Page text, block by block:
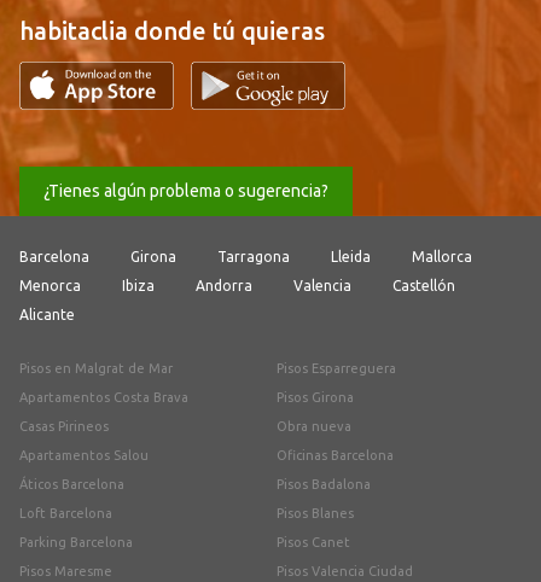
habitaclia donde tú quieras
¿Tienes algún problema o sugerencia?
Barcelona Girona Tarragona Lleida
Mallorca
Menorca
Ibiza Andorra Valencia
Castellón
Alicante
Pisos en Malgrat de Mar
Apartamentos Costa Brava
Casas Pirineos
Apartamentos Salou
Áticos Barcelona
Loft Barcelona
Parking Barcelona
Pisos Maresme
Pisos Esparreguera
Pisos Girona
Obra nueva
Oficinas Barcelona
Pisos Badalona
Pisos Blanes
Pisos Canet
Pisos Valencia Ciudad